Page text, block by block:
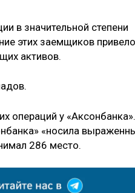
в значительной степени
этих заемщиков
активов.
операций у «Аксонбанка».
«носила
286 место.